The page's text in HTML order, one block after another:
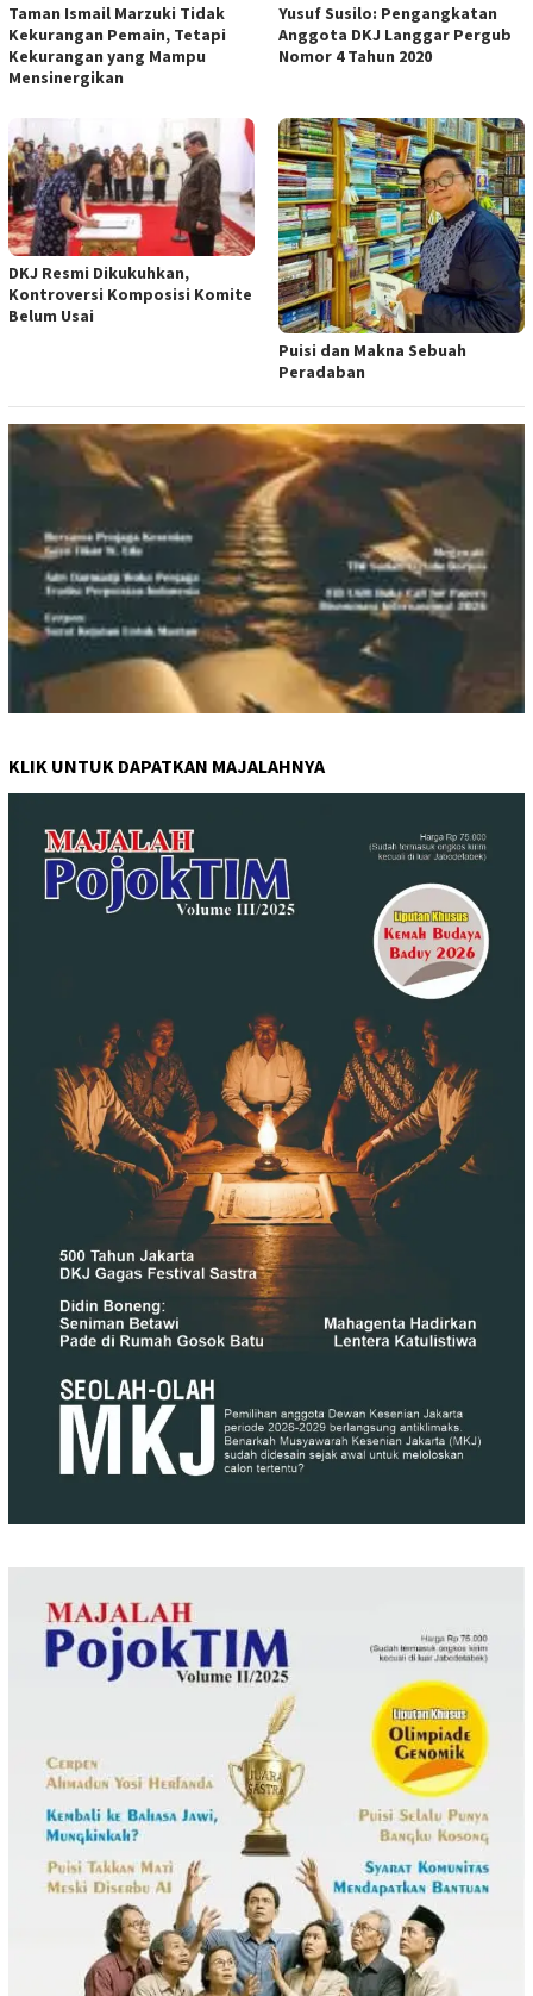
Taman Ismail Marzuki Tidak
Kekurangan Pemain, Tetapi
Kekurangan yang Mampu
Mensinergikan
Yusuf Susilo: Pengangkatan
Anggota DKJ Langgar Pergub
Nomor 4 Tahun 2020
DKJ Resmi Dikukuhkan,
Kontroversi Komposisi Komite
Belum Usai
Puisi dan Makna Sebuah
Peradaban
KLIK UNTUK DAPATKAN MAJALAHNYA